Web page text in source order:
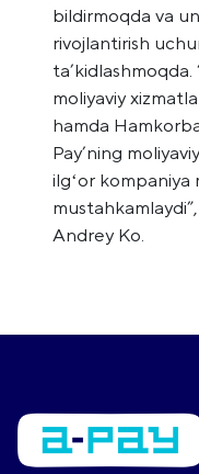
bildirmoqda va
rivojlantirish
moliyaviy
hamda
Pay’ning
ilgʻor kompaniya
Andrey Ko.